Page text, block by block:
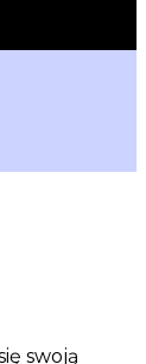
swoją